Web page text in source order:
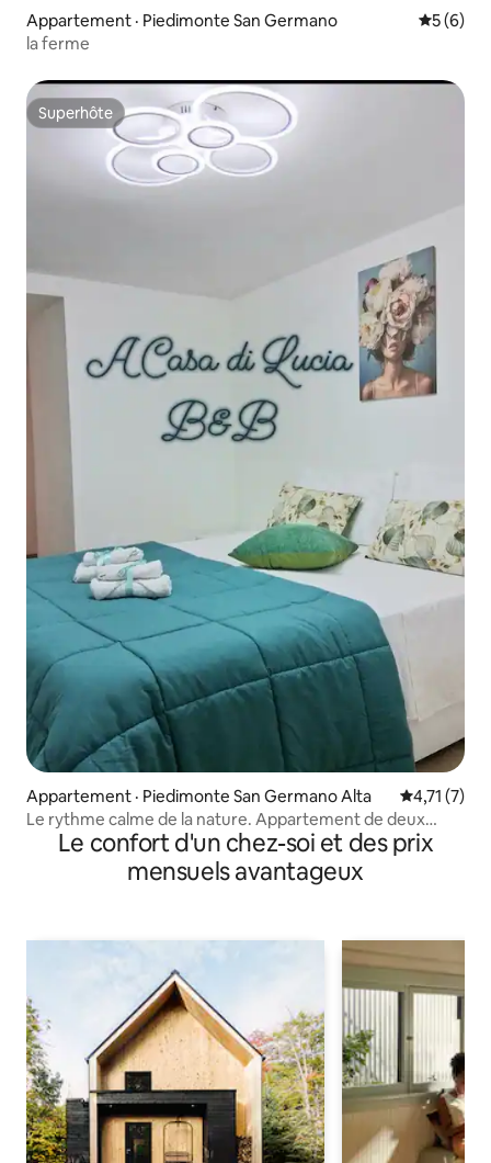
Appartement · Piedimonte San Germano Note
5 (6)
la ferme
Superhôte
Superhôte
Appartement · Piedimonte San Germano Alta Note
4,71 (7)
Le rythme calme de la nature. Appartement de deux
piècesLe confort d'un chez-soi et des prix
mensuels avantageux